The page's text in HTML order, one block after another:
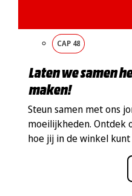
CAP 48
Laten we samen
maken!
Steun samen met ons
moeilijkheden. Ontdek
hoe jij in de winkel